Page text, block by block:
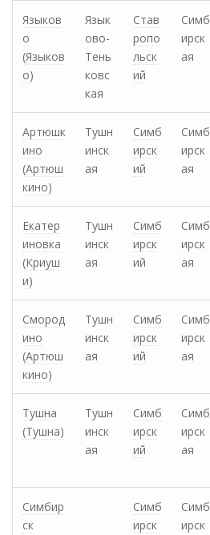
Языков
о
(Языков
о)
Язык
ово-
Тень
ковс
кая
Став
ропо
льск
ий
Симб
ирск
ая
Артюшк
ино
(Артюш
кино)
Тушн
инск
ая
Симб
ирск
ий
Симб
ирск
ая
Екатер
иновка
(Криуш
и)
Тушн
инск
ая
Симб
ирск
ий
Симб
ирск
ая
Смород
ино
(Артюш
кино)
Тушн
инск
ая
Симб
ирск
ий
Симб
ирск
ая
Тушна
(Тушна)
Тушн
инск
ая
Симб
ирск
ий
Симб
ирск
ая
Симбир
ск
Симб
ирск
Симб
ирск